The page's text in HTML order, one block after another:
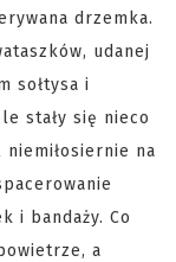
drzemka.
udanej
sołtysa i
stały się nieco
na
i bandaży. Co
a